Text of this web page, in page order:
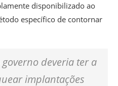
disponibilizado ao
específico de contornar
deveria ter a
implantações